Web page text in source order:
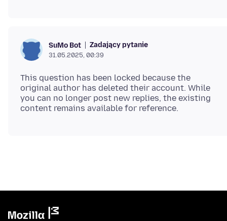
SuMo Bot Zadający pytanie
31.05.2025, 00:39
This question has been locked because the
original author has deleted their account. While
you can no longer post new replies, the existing